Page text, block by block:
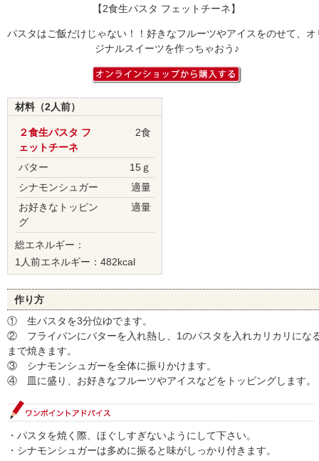
【2食生パスタ フェットチーネ】
パスタはご飯だけじゃない！！好きなフルーツやアイスをのせて、オ
ジナルスイーツを作っちゃおう♪
材料（2人前）
２食生パスタ フ
ェットチーネ
2食
バター
15ｇ
シナモンシュガー
適量
お好きなトッピン
グ
適量
総エネルギー：
1人前エネルギー：482kcal
作り方
① 生パスタを3分位ゆでます。
② フライパンにバターを入れ熱し、1のパスタを入れカリカリにな
まで焼きます。
③ シナモンシュガーを全体に振りかけます。
④ 皿に盛り、お好きなフルーツやアイスなどをトッピングします。
・パスタを焼く際、ほぐしすぎないようにして下さい。
・シナモンシュガーは多めに振ると味がしっかり付きます。